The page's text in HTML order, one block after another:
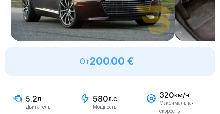
От200.00 €
5.2л
Двигатель
580л.с.
Мощность
320км/ч
Максимальная
скорость